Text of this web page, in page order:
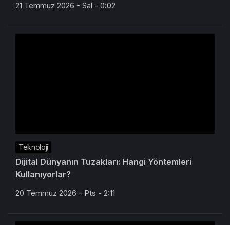
21 Temmuz 2026 - Sal - 0:02
Teknoloji
Dijital Dünyanın Tuzakları: Hangi Yöntemleri
Kullanıyorlar?
20 Temmuz 2026 - Pts - 2:11